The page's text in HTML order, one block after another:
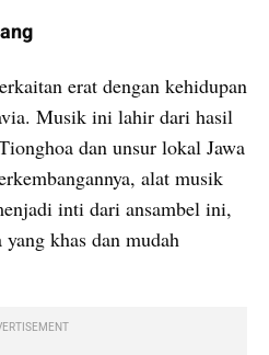
erat dengan kehidupan
Musik ini lahir dari hasil
dan unsur lokal Jawa
alat musik
inti dari ansambel ini,
khas dan mudah